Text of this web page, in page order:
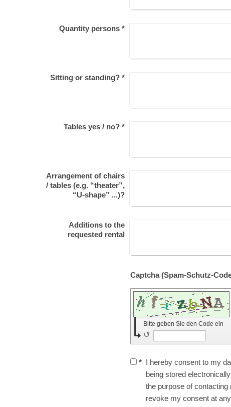
Quantity persons*
Sitting or standing?*
Tables yes / no?*
Arrangement of chairs
/ tables (e.g. “theater”,
“U-shape” ...)?
Additions to the
requested rental
Bitte geben Sie den Code ein
↺
* I hereby consent to my
being stored
the purpose of
revoke my consent at